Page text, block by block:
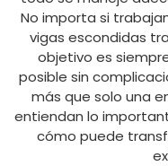
No importa si
vigas escondidas
objetivo es
posible sin
más que solo una
entiendan lo
cómo puede